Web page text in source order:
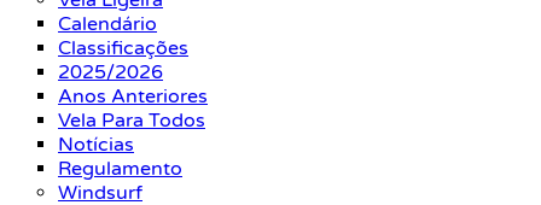
Calendário
Classificações
2025/2026
Anos Anteriores
Vela Para Todos
Notícias
Regulamento
Windsurf